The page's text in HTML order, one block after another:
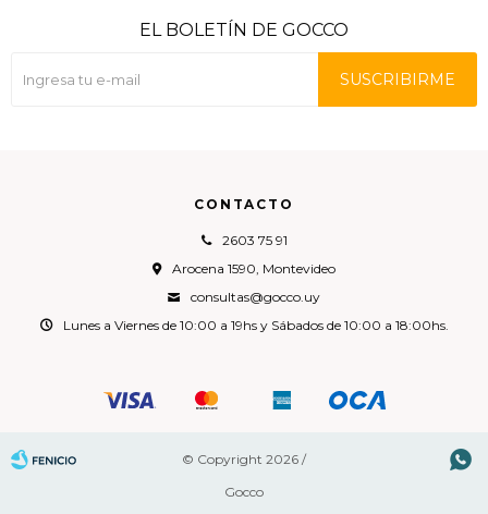
CONTACTO
2603 75 91
Arocena 1590, Montevideo
consultas@gocco.uy
Lunes a Viernes de 10:00 a 19hs y Sábados de 10:00 a 18:00hs.
EL BOLETÍN DE GOCCO
SUSCRIBIRME
© Copyright 2026 /
Gocco
